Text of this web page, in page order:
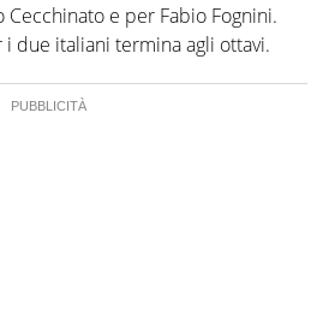
e per Fabio Fognini.
i due italiani termina agli ottavi.